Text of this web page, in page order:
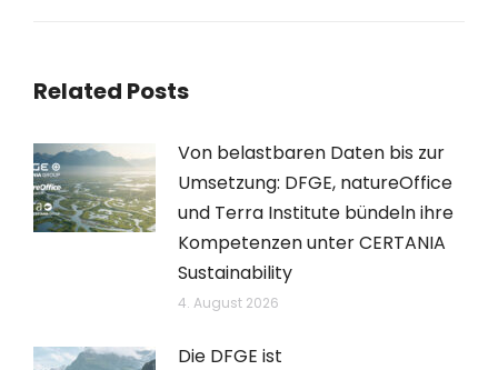
Related Posts
Von belastbaren Daten bis zur
Umsetzung: DFGE, natureOffice
und Terra Institute bündeln ihre
Kompetenzen unter CERTANIA
Sustainability
4. August 2026
Die DFGE ist